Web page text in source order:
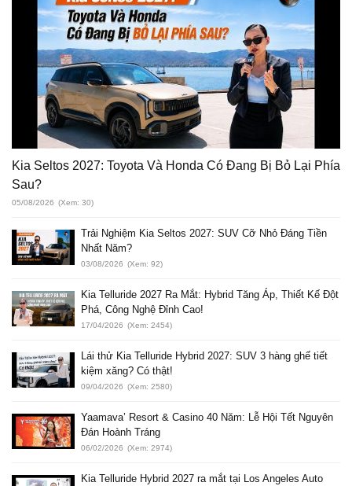
Kia Seltos 2027: Toyota Và Honda Có Đang Bị Bỏ Lại Phía
Sau?
05/08/2026 (Xem: 30)
Trải Nghiệm Kia Seltos 2027: SUV Cỡ Nhỏ Đáng Tiền
Nhất Năm?
03/08/2026 (Xem: 92)
Kia Telluride 2027 Ra Mắt: Hybrid Tăng Áp, Thiết Kế Đột
Phá, Công Nghệ Đỉnh Cao!
17/04/2026 (Xem: 2454)
Lái thử Kia Telluride Hybrid 2027: SUV 3 hàng ghế tiết
kiệm xăng? Có thật!
09/04/2026 (Xem: 2580)
Yaamava’ Resort & Casino 40 Năm: Lễ Hội Tết Nguyên
Đán Hoành Tráng
06/02/2026 (Xem: 2974)
Kia Telluride Hybrid 2027 ra mắt tại Los Angeles Auto